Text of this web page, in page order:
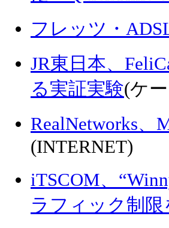
フレッツ・
JR東日本、
る実証実験(ケ
RealNetworks
(INTERNET)
iTSCOM、
ラフィック制限